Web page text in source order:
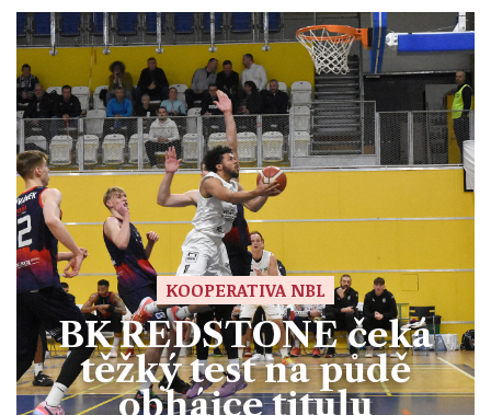
KOOPERATIVA NBL
BK REDSTONE čeká
těžký test na půdě
obhájce titulu